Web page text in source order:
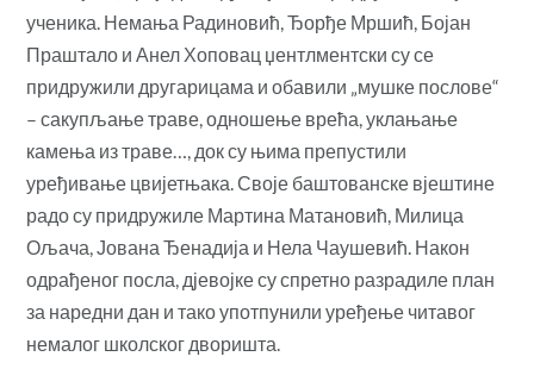
ученика. Немања Радиновић, Ђорђе Мршић, Бојан
Праштало и Анел Хоповац џентлментски су се
придружили другарицама и обавили „мушке послове“
– сакупљање траве, одношење врећа, уклањање
камења из траве…, док су њима препустили
уређивање цвијетњака. Своје баштованске вјештине
радо су придружиле Мартина Матановић, Милица
Ољача, Јована Ђенадија и Нела Чаушевић. Након
одрађеног посла, дјевојке су спретно разрадиле план
за наредни дан и тако употпунили уређење читавог
немалог школског дворишта.